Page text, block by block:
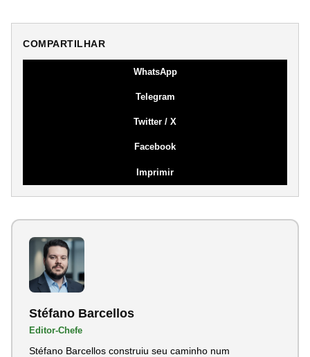
COMPARTILHAR
WhatsApp
Telegram
Twitter / X
Facebook
Imprimir
Stéfano Barcellos
Editor-Chefe
Stéfano Barcellos construiu seu caminho num